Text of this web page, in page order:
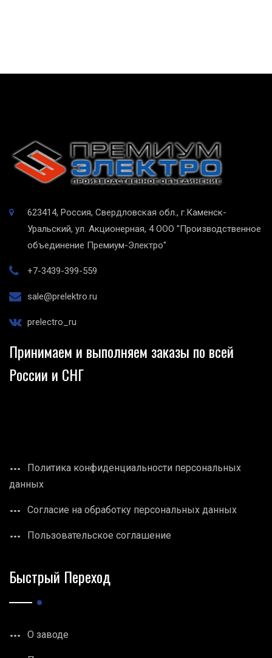
623414, Россия, Свердловская обл., г.Каменск-
Уральский, ул. Акционерная, 4 ООО "Производственное
объединение Премиум-Электро"
+7-3439-399-559
sale@prelektro.ru
prelectro_ru
Принимаем и выполняем заказы по всей
России и СНГ
Политика конфиденциальности персональных
данных
Согласие на обработку персональных данных
Пользовательское соглашение
Быстрый Переход
О заводе